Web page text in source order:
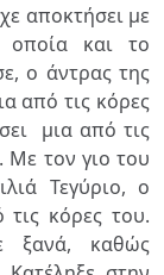
αποκτήσει με
οποία και το
ο άντρας της
από τις κόρες
μια από τις
Με τον γιο του
Τεγύριο, ο
κόρες του.
ξανά, καθώς